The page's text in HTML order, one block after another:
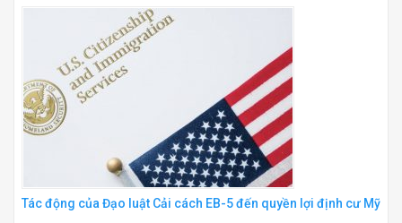
Tác động của Đạo luật Cải cách EB-5 đến quyền lợi định cư Mỹ